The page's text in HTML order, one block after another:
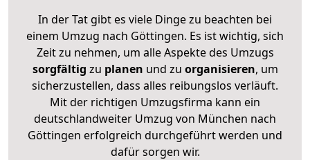
In der Tat gibt es viele Dinge zu beachten bei
einem Umzug nach Göttingen. Es ist wichtig, sich
Zeit zu nehmen, um alle Aspekte des Umzugs
sorgfältig zu planen und zu organisieren, um
sicherzustellen, dass alles reibungslos verläuft.
Mit der richtigen Umzugsfirma kann ein
deutschlandweiter Umzug von München nach
Göttingen erfolgreich durchgeführt werden und
dafür sorgen wir.